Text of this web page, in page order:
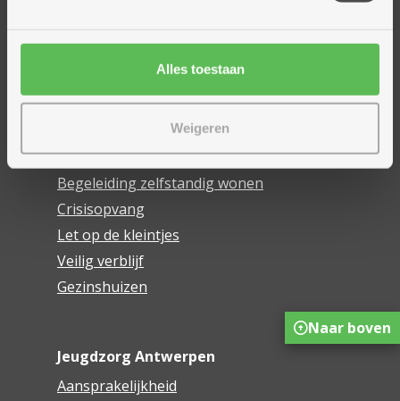
Alles toestaan
Weigeren
Ons hulpaanbod
Begeleiding aan huis
Dag- en nachtverblijf
Begeleiding zelfstandig wonen
Crisisopvang
Let op de kleintjes
Veilig verblijf
Gezinshuizen
Jeugdzorg Antwerpen
Aansprakelijkheid
Naar boven